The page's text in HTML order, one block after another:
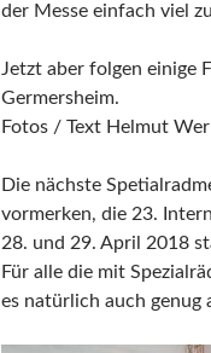
der Messe einfach viel
Jetzt aber folgen einige
Germersheim.
Fotos / Text Helmut
Die nächste
vormerken, die 23.
28. und 29. April 2018
Für alle die mit
es natürlich auch genug